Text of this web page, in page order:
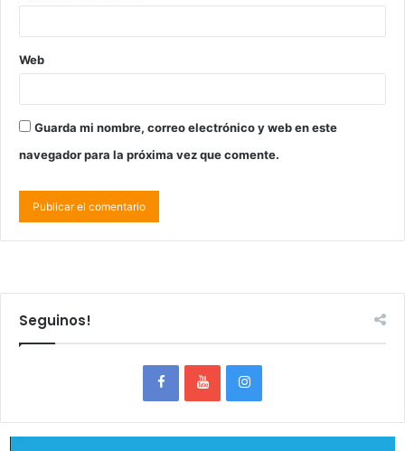
Web
Guarda mi nombre, correo electrónico y web en este
navegador para la próxima vez que comente.
Seguinos!